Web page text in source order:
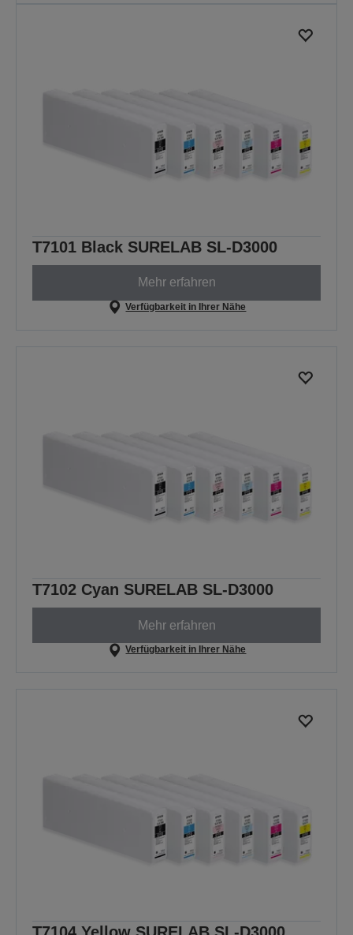
T7101 Black SURELAB SL-D3000
Mehr erfahren
Verfügbarkeit in Ihrer Nähe
T7102 Cyan SURELAB SL-D3000
Mehr erfahren
Verfügbarkeit in Ihrer Nähe